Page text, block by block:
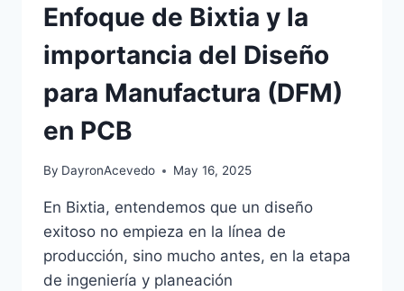
Enfoque de Bixtia y la
importancia del Diseño
para Manufactura (DFM)
en PCB
By DayronAcevedo May 16, 2025
En Bixtia, entendemos que un diseño
exitoso no empieza en la línea de
producción, sino mucho antes, en la etapa
de ingeniería y planeación